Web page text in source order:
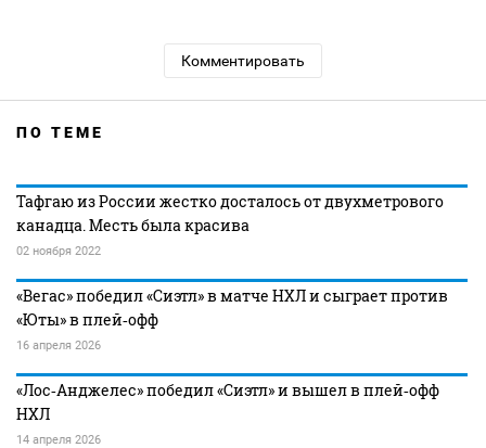
Комментировать
ПО ТЕМЕ
Тафгаю из России жестко досталось от двухметрового
канадца. Месть была красива
02 ноября 2022
«Вегас» победил «Сиэтл» в матче НХЛ и сыграет против
«Юты» в плей‑офф
16 апреля 2026
«Лос‑Анджелес» победил «Сиэтл» и вышел в плей‑офф
НХЛ
14 апреля 2026